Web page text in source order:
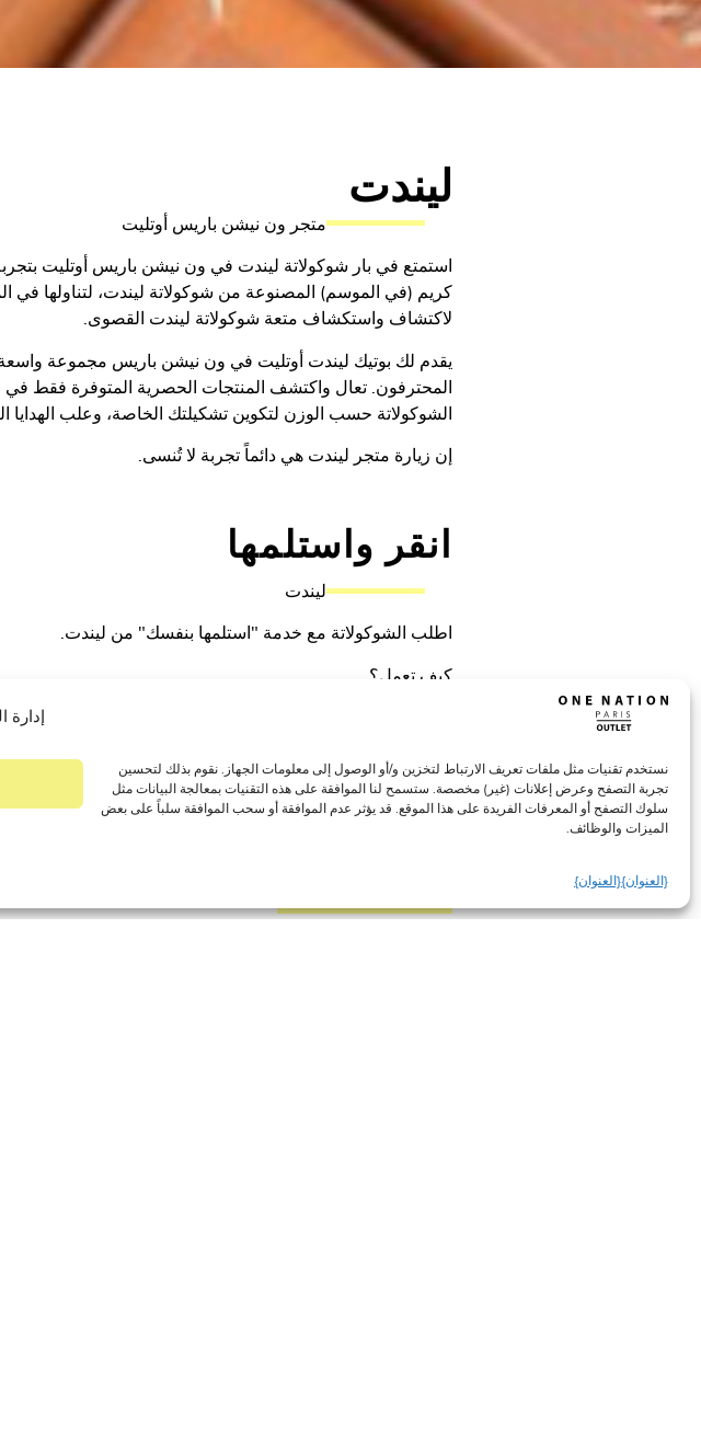
إدارة
نستخدم تقنيات مثل ملفات تعريف الارتباط لتخزين و/أو الوصول إلى معلومات الجهاز. نقوم بذلك لتحسين
تجربة التصفح وعرض إعلانات (غير) مخصصة. ستسمح لنا الموافقة على هذه التقنيات بمعالجة البيانات مثل
سلوك التصفح أو المعرفات الفريدة على هذا الموقع. قد يؤثر عدم الموافقة أو سحب الموافقة سلباً على بعض
الميزات والوظائف.
{العنوان}{العنوان}
ليندت
متجر ون نيشن باريس أوتليت
استمتع في بار شوكولاتة ليندت في ون نيشن باريس أوتليت
كريم (في الموسم) المصنوعة من شوكولاتة ليندت، لتناولها في
لاكتشاف واستكشاف متعة شوكولاتة ليندت القصوى.
يقدم لك بوتيك ليندت أوتليت في ون نيشن باريس مجموعة
المحترفون. تعال واكتشف المنتجات الحصرية المتوفرة فقط في
الشوكولاتة حسب الوزن لتكوين تشكيلتك الخاصة، وعلب الهدايا
إن زيارة متجر ليندت هي دائماً تجربة لا تُنسى.
انقر واستلمها
ليندت
اطلب الشوكولاتة مع خدمة "استلمها بنفسك" من ليندت.
كيف تعمل؟
4. استلم طلبك وادفع ثمنه في المتجر في اليوم التالي